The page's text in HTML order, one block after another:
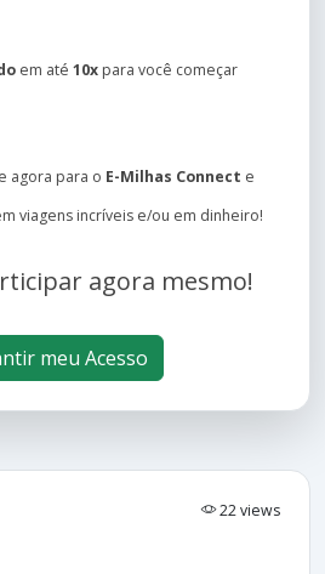
em até 10x para você começar
agora para o E-Milhas Connect e
viagens incríveis e/ou em dinheiro!
agora mesmo!
meu Acesso
22 views